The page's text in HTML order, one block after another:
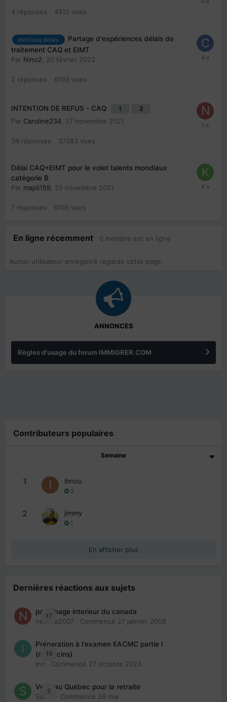
4 réponses 4412 vues
eimt/caq delais
Partage d'expériences délais de
traitement CAQ et EIMT
Par Nino2 20 février 2022
2 réponses 6193 vues
INTENTION DE REFUS - CAQ 1 2
Par Caroline234 27 novembre 2021
34 réponses 37383 vues
Délai CAQ+EIMT pour le volet talents mondiaux
catégorie B
Par majdi159 25 novembre 2021
7 réponses 8105 vues
En ligne récemment 0 membre est en ligne
Aucun utilisateur enregistré regarde cette page.
ANNONCES
Règles d'usage du forum IMMIGRER.COM
Contributeurs populaires
Semaine
1 ibnou
2
2 jimmy
1
En afficher plus
Dernières réactions aux sujets
17
parrainage interieur du canada
nedjma2007 · Commencé 27 janvier 2008
19
Préparation à l'examen EACMC partie I
(médecins)
Ino · Commencé 27 octobre 2023
5
Venir au Québec pour la retraite
Sab74
· Commencé 26 mai